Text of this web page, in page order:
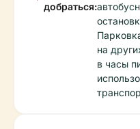
добраться:
на
в часы